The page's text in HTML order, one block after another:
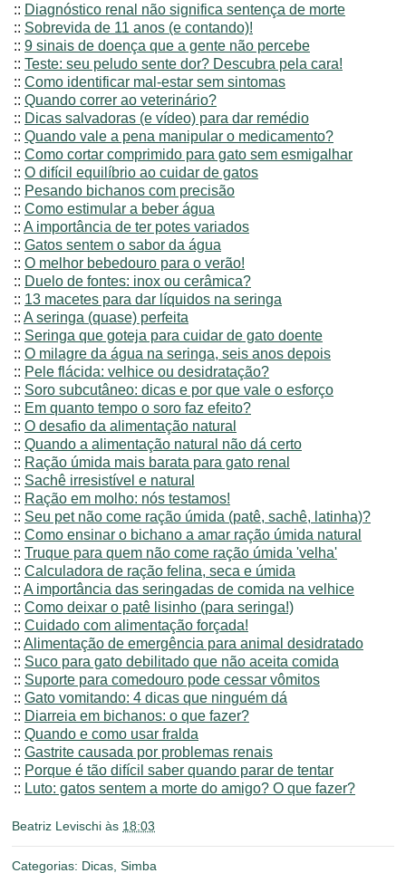
:: Diagnóstico renal não significa sentença de morte
:: Sobrevida de 11 anos (e contando)!
:: 9 sinais de doença que a gente não percebe
:: Teste: seu peludo sente dor? Descubra pela cara!
:: Como identificar mal-estar sem sintomas
:: Quando correr ao veterinário?
:: Dicas salvadoras (e vídeo) para dar remédio
:: Quando vale a pena manipular o medicamento?
:: Como cortar comprimido para gato sem esmigalhar
:: O difícil equilíbrio ao cuidar de gatos
:: Pesando bichanos com precisão
:: Como estimular a beber água
:: A importância de ter potes variados
:: Gatos sentem o sabor da água
:: O melhor bebedouro para o verão!
:: Duelo de fontes: inox ou cerâmica?
:: 13 macetes para dar líquidos na seringa
:: A seringa (quase) perfeita
:: Seringa que goteja para cuidar de gato doente
:: O milagre da água na seringa, seis anos depois
:: Pele flácida: velhice ou desidratação?
:: Soro subcutâneo: dicas e por que vale o esforço
:: Em quanto tempo o soro faz efeito?
:: O desafio da alimentação natural
:: Quando a alimentação natural não dá certo
:: Ração úmida mais barata para gato renal
:: Sachê irresistível e natural
:: Ração em molho: nós testamos!
:: Seu pet não come ração úmida (patê, sachê, latinha)?
:: Como ensinar o bichano a amar ração úmida natural
:: Truque para quem não come ração úmida 'velha'
:: Calculadora de ração felina, seca e úmida
:: A importância das seringadas de comida na velhice
:: Como deixar o patê lisinho (para seringa!)
:: Cuidado com alimentação forçada!
:: Alimentação de emergência para animal desidratado
:: Suco para gato debilitado que não aceita comida
:: Suporte para comedouro pode cessar vômitos
:: Gato vomitando: 4 dicas que ninguém dá
:: Diarreia em bichanos: o que fazer?
:: Quando e como usar fralda
:: Gastrite causada por problemas renais
:: Porque é tão difícil saber quando parar de tentar
:: Luto: gatos sentem a morte do amigo? O que fazer?
Beatriz Levischi às 18:03
Categorias: Dicas Simba